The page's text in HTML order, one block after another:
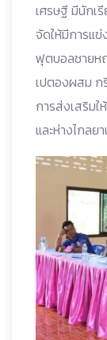
เศรษฐี มีนักเ
จัดให้มีการแ
ฟุตบอลชายห
เปตองผสม ก
การส่งเสริมใ
และห่างไกลย